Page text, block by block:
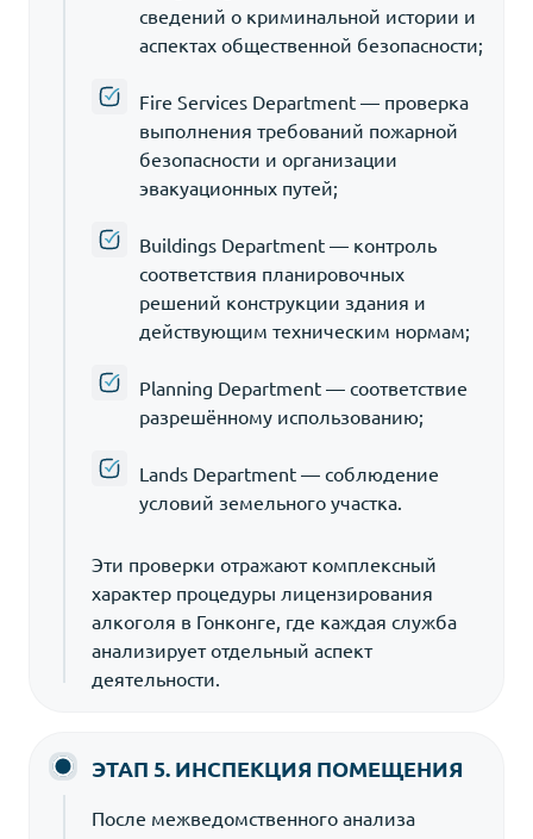
сведений о криминальной истории и
аспектах общественной безопасности;
Fire Services Department — проверка
выполнения требований пожарной
безопасности и организации
эвакуационных путей;
Buildings Department — контроль
соответствия планировочных
решений конструкции здания и
действующим техническим нормам;
Planning Department — соответствие
разрешённому использованию;
Lands Department — соблюдение
условий земельного участка.
Эти проверки отражают комплексный
характер процедуры лицензирования
алкоголя в Гонконге, где каждая служба
анализирует отдельный аспект
деятельности.
ЭТАП 5. ИНСПЕКЦИЯ ПОМЕЩЕНИЯ
После межведомственного анализа